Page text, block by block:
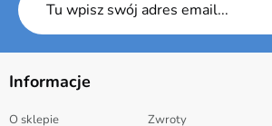
Informacje
O sklepie Zwroty